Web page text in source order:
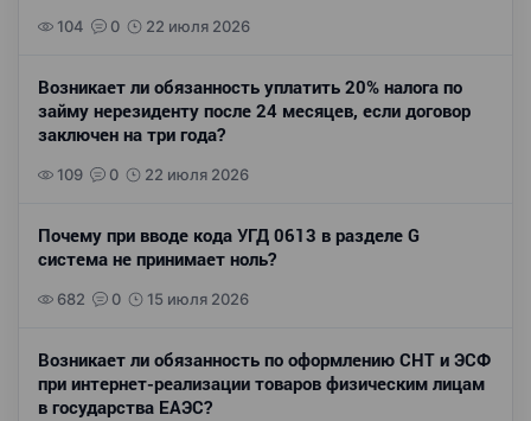
104 0 22 июля 2026
Возникает ли обязанность уплатить 20% налога по
займу нерезиденту после 24 месяцев, если договор
заключен на три года?
109 0 22 июля 2026
Почему при вводе кода УГД 0613 в разделе G
система не принимает ноль?
682 0 15 июля 2026
Возникает ли обязанность по оформлению СНТ и ЭСФ
при интернет-реализации товаров физическим лицам
в государства ЕАЭС?